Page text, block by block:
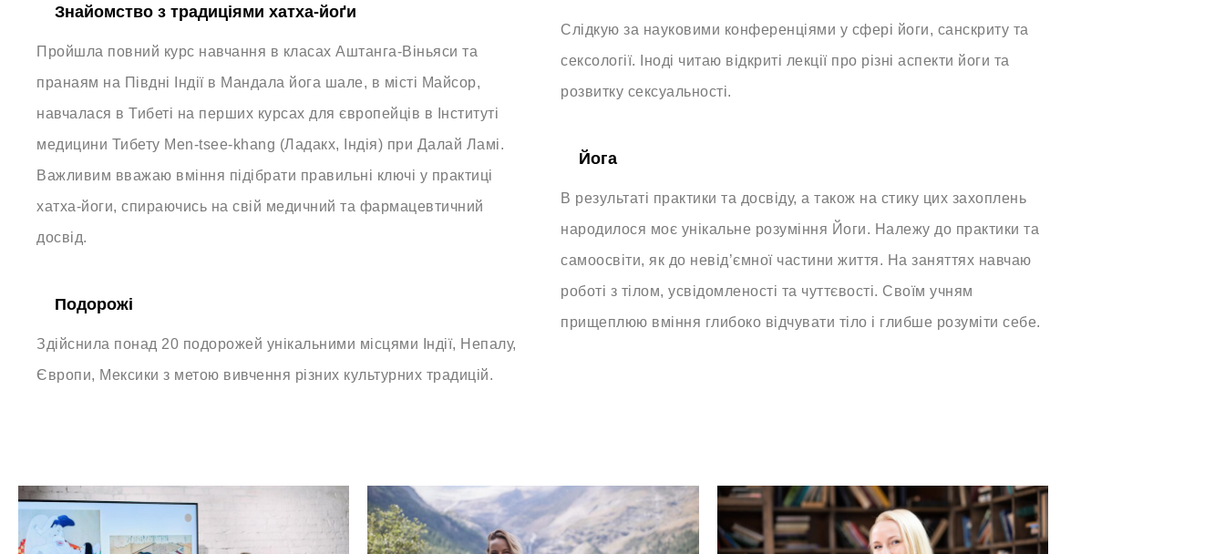
Знайомство з традиціями хатха-йоґи
Пройшла повний курс навчання в класах Аштанга-Віньяси та
пранаям на Півдні Індії в Мандала йога шале, в місті Майсор,
навчалася в Тибеті на перших курсах для європейців в Інституті
медицини Тибету Men-tsee-khang (Ладакх, Індія) при Далай Ламі.
Важливим вважаю вміння підібрати правильні ключі у практиці
хатха-йоги, спираючись на свій медичний та фармацевтичний
досвід.
Подорожі
Здійснила понад 20 подорожей унікальними місцями Індії, Непалу,
Європи, Мексики з метою вивчення різних культурних традицій.
Слідкую за науковими конференціями у сфері йоги, санскриту та
сексології. Іноді читаю відкриті лекції про різні аспекти йоги та
розвитку сексуальності.
Йога
В результаті практики та досвіду, а також на стику цих захоплень
народилося моє унікальне розуміння Йоги. Належу до практики та
самоосвіти, як до невід’ємної частини життя. На заняттях навчаю
роботі з тілом, усвідомленості та чуттєвості. Своїм учням
прищеплюю вміння глибоко відчувати тіло і глибше розуміти себе.